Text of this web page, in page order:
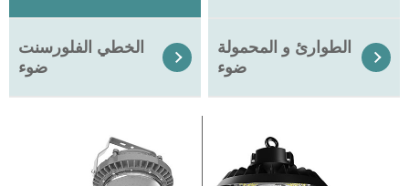
الخطي الفلورسنت
ضوء

الطوارئ و المحمولة
ضوء
